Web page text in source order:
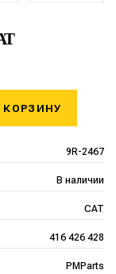
9R-2467
В наличии
CAT
416 426 428
PMParts
КОРЗИНУ